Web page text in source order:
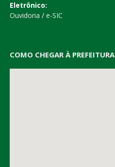
Eletrônico:
Ouvidoria / e-SIC
COMO CHEGAR À PREFEITURA